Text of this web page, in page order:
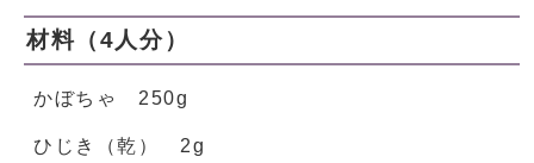
材料（4人分）
かぼちゃ 250g
ひじき（乾） 2g